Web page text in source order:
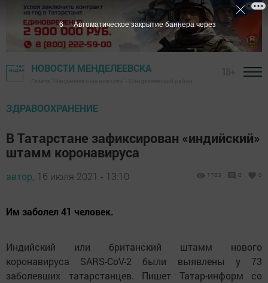
НОВОСТИ МЕНДЕЛЕЕВСКА
ЗДРАВООХРАНЕНИЕ
В Татарстане зафиксирован «индийский»
штамм коронавируса
автор, 16 июля 2021 - 13:10 1703 0 0
Им заболел 41 человек.
Индийский или британский штамм нового
коронавируса SARS-CoV-2 были выявлены у 73
заболевших татарстанцев. Пишет Татар-информ со
5 Автоматическое закрытие баннера через